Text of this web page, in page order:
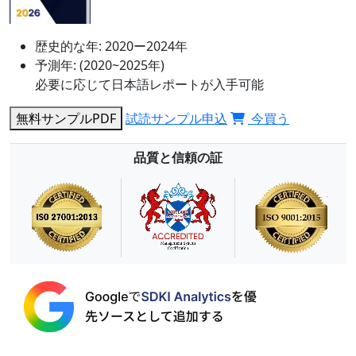
歴史的な年: 2020ー2024年
予測年: (2020~2025年)
必要に応じて日本語レポートが入手可能
無料サンプルPDF 試読サンプル申込 今買う
品質と信頼の証